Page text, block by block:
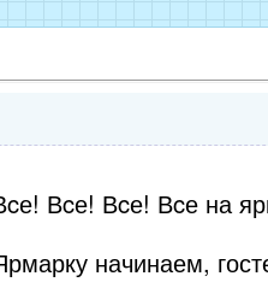
Вcе! Вcе! Вcе на
начинаем,